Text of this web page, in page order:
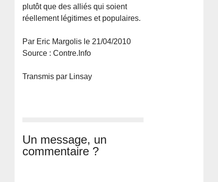
plutôt que des alliés qui soient
réellement légitimes et populaires.
Par Eric Margolis le 21/04/2010
Source : Contre.Info
Transmis par Linsay
Un message, un
commentaire ?